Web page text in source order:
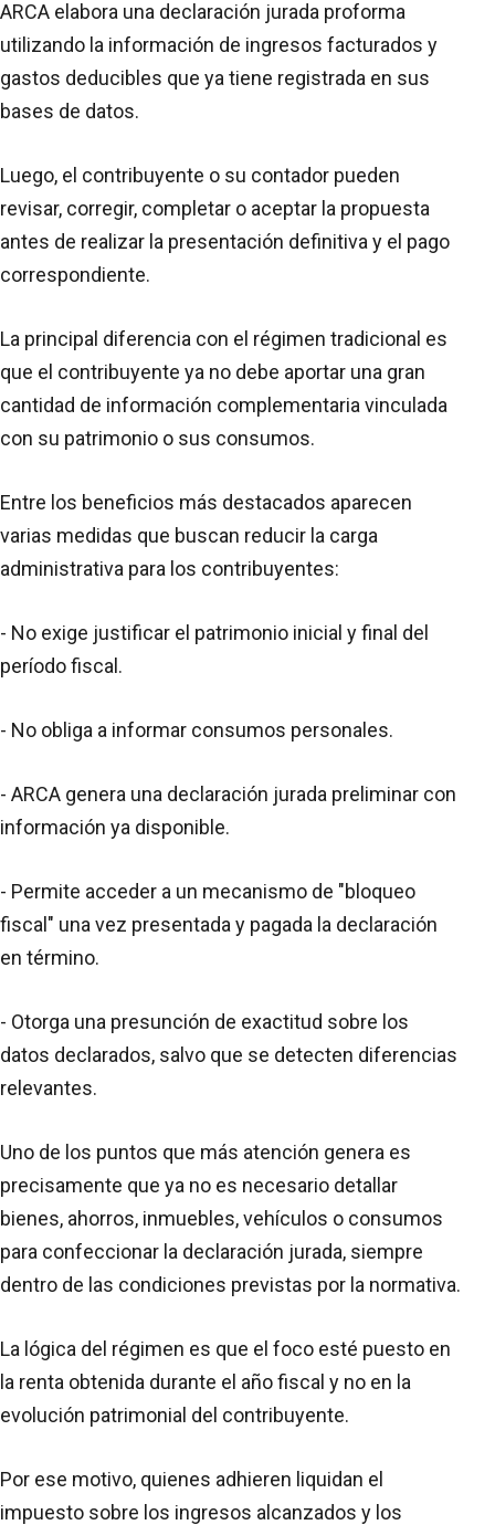
ARCA elabora una declaración jurada proforma
utilizando la información de ingresos facturados y
gastos deducibles que ya tiene registrada en sus
bases de datos.
Luego, el contribuyente o su contador pueden
revisar, corregir, completar o aceptar la propuesta
antes de realizar la presentación definitiva y el pago
correspondiente.
La principal diferencia con el régimen tradicional es
que el contribuyente ya no debe aportar una gran
cantidad de información complementaria vinculada
con su patrimonio o sus consumos.
Entre los beneficios más destacados aparecen
varias medidas que buscan reducir la carga
administrativa para los contribuyentes:
- No exige justificar el patrimonio inicial y final del
período fiscal.
- No obliga a informar consumos personales.
- ARCA genera una declaración jurada preliminar con
información ya disponible.
- Permite acceder a un mecanismo de "bloqueo
fiscal" una vez presentada y pagada la declaración
en término.
- Otorga una presunción de exactitud sobre los
datos declarados, salvo que se detecten diferencias
relevantes.
Uno de los puntos que más atención genera es
precisamente que ya no es necesario detallar
bienes, ahorros, inmuebles, vehículos o consumos
para confeccionar la declaración jurada, siempre
dentro de las condiciones previstas por la normativa.
La lógica del régimen es que el foco esté puesto en
la renta obtenida durante el año fiscal y no en la
evolución patrimonial del contribuyente.
Por ese motivo, quienes adhieren liquidan el
impuesto sobre los ingresos alcanzados y los